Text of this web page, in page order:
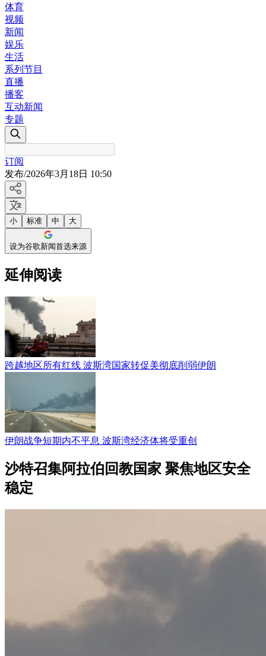
体育
视频
新闻
娱乐
生活
系列节目
直播
播客
互动新闻
专题
订阅
发布/2026年3月18日 10:50
小 标准 中 大
设为谷歌新闻首选来源
延伸阅读
跨越地区所有红线 波斯湾国家转促美彻底削弱伊朗
伊朗战争短期内不平息 波斯湾经济体将受重创
沙特召集阿拉伯回教国家 聚焦地区安全
稳定